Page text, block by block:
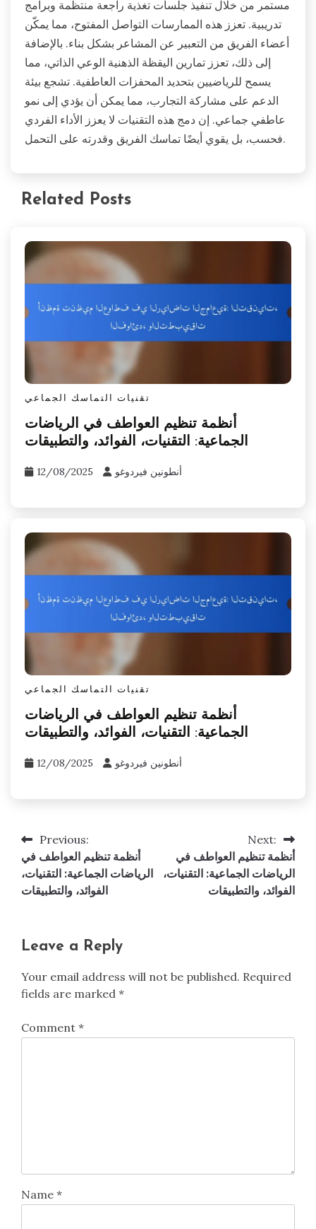
مستمر من خلال تنفيذ جلسات تغذية راجعة منتظمة وبرامج
تدريبية. تعزز هذه الممارسات التواصل المفتوح، مما يمكّن
أعضاء الفريق من التعبير عن المشاعر بشكل بناء. بالإضافة
إلى ذلك، تعزز تمارين اليقظة الذهنية الوعي الذاتي، مما
يسمح للرياضيين بتحديد المحفزات العاطفية. تشجع بيئة
الدعم على مشاركة التجارب، مما يمكن أن يؤدي إلى نمو
عاطفي جماعي. إن دمج هذه التقنيات لا يعزز الأداء الفردي
فحسب، بل يقوي أيضًا تماسك الفريق وقدرته على التحمل.
Related Posts
تقنيات التماسك الجماعي
أنظمة تنظيم العواطف في الرياضات
الجماعية: التقنيات، الفوائد، والتطبيقات
12/08/2025 أنطونين فيردوغو
تقنيات التماسك الجماعي
أنظمة تنظيم العواطف في الرياضات
الجماعية: التقنيات، الفوائد، والتطبيقات
12/08/2025 أنطونين فيردوغو
Post
navigation
Previous:
أنظمة تنظيم العواطف في
الرياضات الجماعية: التقنيات،
الفوائد، والتطبيقات
Next:
أنظمة تنظيم العواطف في
الرياضات الجماعية: التقنيات،
الفوائد، والتطبيقات
Leave a Reply
Your email address will not be published. Required
fields are marked *
Comment *
Name *